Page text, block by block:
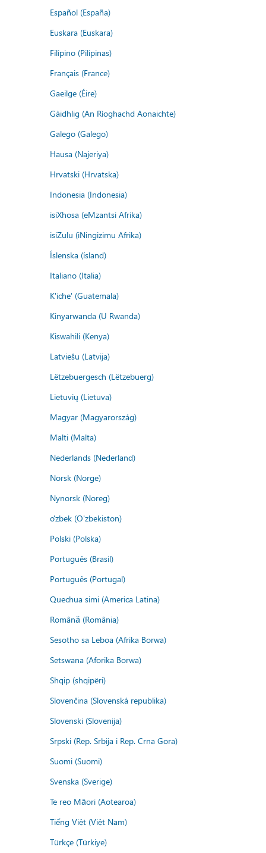
Español (España)
Euskara (Euskara)
Filipino (Pilipinas)
Français (France)
Gaeilge (Éire)
Gàidhlig (An Rìoghachd Aonaichte)
Galego (Galego)
Hausa (Najeriya)
Hrvatski (Hrvatska)
Indonesia (Indonesia)
isiXhosa (eMzantsi Afrika)
isiZulu (iNingizimu Afrika)
Íslenska (ísland)
Italiano (Italia)
K'iche' (Guatemala)
Kinyarwanda (U Rwanda)
Kiswahili (Kenya)
Latviešu (Latvija)
Lëtzebuergesch (Lëtzebuerg)
Lietuvių (Lietuva)
Magyar (Magyarország)
Malti (Malta)
Nederlands (Nederland)
Norsk (Norge)
Nynorsk (Noreg)
o'zbek (O'zbekiston)
Polski (Polska)
Português (Brasil)
Português (Portugal)
Quechua simi (America Latina)
Română (România)
Sesotho sa Leboa (Afrika Borwa)
Setswana (Aforika Borwa)
Shqip (shqipëri)
Slovenčina (Slovenská republika)
Slovenski (Slovenija)
Srpski (Rep. Srbija i Rep. Crna Gora)
Suomi (Suomi)
Svenska (Sverige)
Te reo Māori (Aotearoa)
Tiếng Việt (Việt Nam)
Türkçe (Türkiye)